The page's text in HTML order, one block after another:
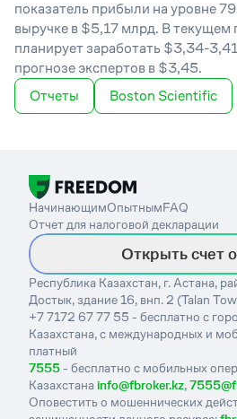
показатель прибыли на уровне
выручке в $5,17 млрд. В текущем
планирует заработать $3,34-
прогнозе экспертов в $3,45.
Отчеты
Boston Scientific
НачинающимОпытнымFAQ
Отчет для налоговой декларации
Открыть счет
Республика Казахстан, г. Астана,
Достык, здание 16, внп. 2 (Talan
+7 7172 67 77 55 - бесплатно с
Казахстана, с международных и
платный
7555- бесплатно с мобильных
Казахстанаinfo@fbroker.kz,
Оповестить о мошеннических